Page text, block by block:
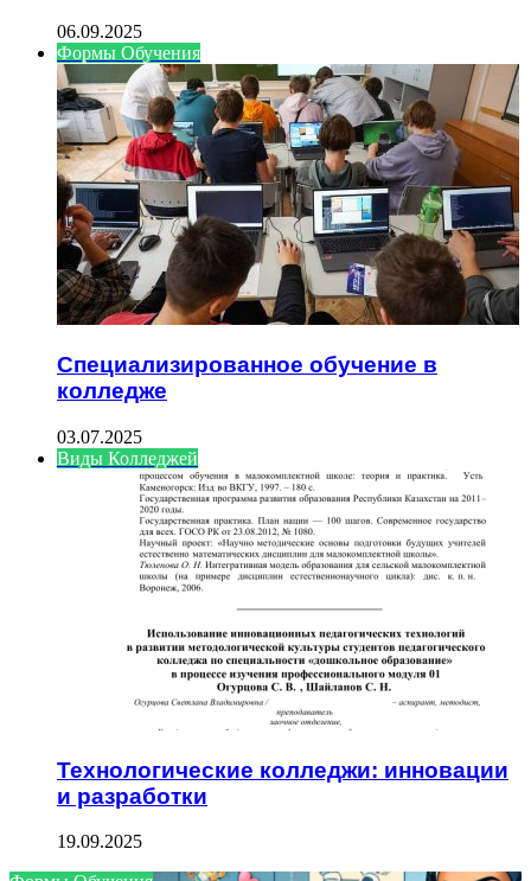
06.09.2025
Формы Обучения
Специализированное обучение в
колледже
03.07.2025
Виды Колледжей
Технологические колледжи: инновации
и разработки
19.09.2025